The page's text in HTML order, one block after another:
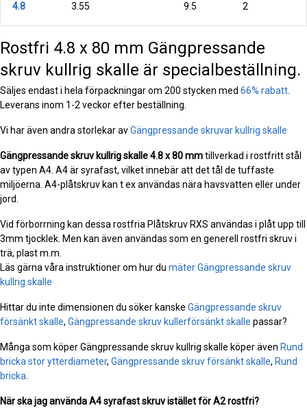
4.8
3.55 9.5 2
Rostfri 4.8 x 80 mm Gängpressande
skruv kullrig skalle är specialbeställning.
Säljes endast i hela förpackningar om 200 stycken med 66% rabatt.
Leverans inom 1-2 veckor efter beställning.
Vi har även andra storlekar avGängpressande skruvar kullrig skalle
Gängpressande skruv kullrig skalle4.8 x 80 mmtillverkad i rostfritt stål
av typen A4. A4 är syrafast, vilket innebär att det tål de tuffaste
miljöerna. A4-plåtskruv kan t ex användas nära havsvatten eller under
jord.
Vid förborrning kan dessa rostfria Plåtskruv RXS användas i plåt upp till
3mm tjocklek. Men kan även användas som en generell rostfri skruv i
trä, plast m.m.
Läs gärna våra instruktioner om hur du mäter Gängpressande skruv
kullrig skalle
Hittar du inte dimensionen du söker kanske Gängpressande skruv
försänkt skalle, Gängpressande skruv kullerförsänkt skalle passar?
Många som köper Gängpressande skruv kullrig skalle köper även Rund
bricka stor ytterdiameter, Gängpressande skruv försänkt skalle, Rund
bricka.
När ska jag använda A4 syrafast skruv istället för A2 rostfri?